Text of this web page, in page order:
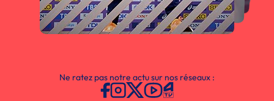
Ne ratez pas notre actu sur nos réseaux :